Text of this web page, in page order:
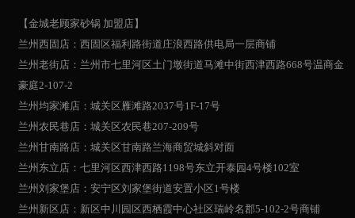
【金城老顾家砂锅 加盟店】
兰州西固店：西固区福利路街道庄浪西路供电局一层商铺
兰州老街店：兰州市七里河区土门墩街道马滩中街西津西路668号温商金
豪庭2-107-2
兰州均家滩店：城关区雁滩路2037号1F-17号
兰州农民巷店：城关区农民巷207-209号
兰州甘南路店：城关区甘南路兰海商贸城斜对面
兰州东立店：七里河区西津西路1198号东立开泰园4号楼102室
兰州刘家堡店：安宁区刘家堡街道安置小区1号楼
兰州新区店：新区中川园区西栖霞中心社区瑞岭名郡5-102-2号商铺